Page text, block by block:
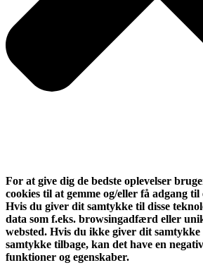
For at give dig de bedste oplevelser
cookies til at gemme og/eller få adgang til
Hvis du giver dit samtykke til disse
data som f.eks. browsingadfærd eller
websted. Hvis du ikke giver dit
samtykke tilbage, kan det have en
funktioner og egenskaber.